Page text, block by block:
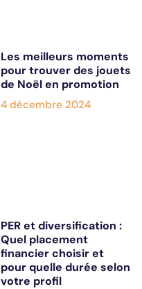
Les meilleurs moments
pour trouver des jouets
de Noël en promotion
4 décembre 2024
PER et diversification :
Quel placement
financier choisir et
pour quelle durée selon
votre profil